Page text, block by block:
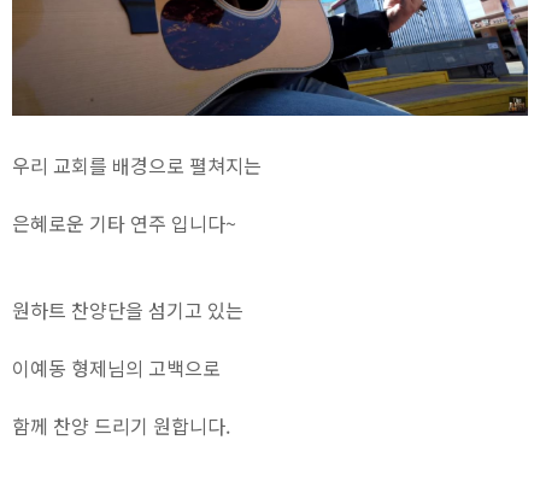
우리 교회를 배경으로 펼쳐지는
은혜로운 기타 연주 입니다~
원하트 찬양단을 섬기고 있는
이예동 형제님의 고백으로
함께 찬양 드리기 원합니다.